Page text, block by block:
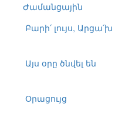
Ժամանցային
Բարի՛ լույս, Արցա՛խ
Այս օրը ծնվել են
Օրացույց